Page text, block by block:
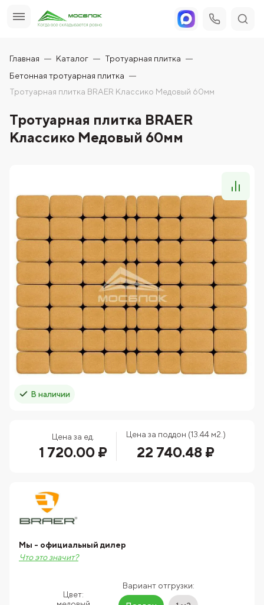
Главная Каталог
Тротуарная плитка
Бетонная тротуарная плитка
Тротуарная плитка BRAER Классико Медовый 60мм
Тротуарная плитка BRAER
Классико Медовый 60мм
В наличии
Цена за ед.
1 720.00 ₽
Цена за поддон (13.44 м2.)
22 740.48 ₽
Цвет:
Вариант отгрузки:
Мы - официальный дилер
Что это значит?